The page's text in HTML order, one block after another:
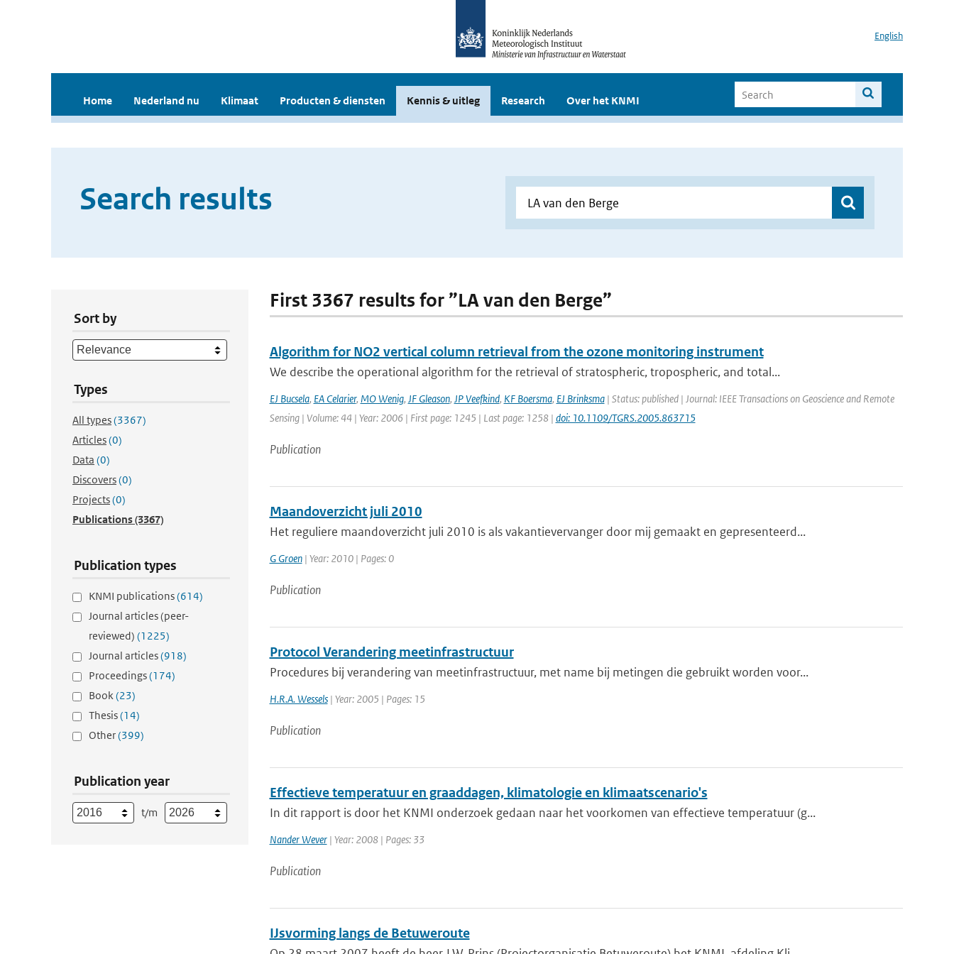
English
Home Nederland nu Klimaat Producten & diensten Kennis & uitleg Research Over het KNMI
Search results
Sort by
Types
All types(3367)
Articles(0)
Data (0)
Discovers(0)
Projects(0)
Publications(3367)
Publication types
KNMI publications(614)
Journal articles (peer-
reviewed) (1225)
Journal articles(918)
Proceedings(174)
Book(23)
Thesis(14)
Other(399)
Publication year
t/m
First 3367 results for ”LA van den Berge”
Algorithm for NO2 vertical column retrieval from the ozone monitoring instrument
We describe the operational algorithm for the retrieval of stratospheric, tropospheric, and total...
EJ Bucsela, EA Celarier, MO Wenig, JF Gleason, JP Veefkind, KF Boersma, EJ Brinksma| Status: published | Journal: IEEE Transactions on Geoscience and Remote
Sensing | Volume: 44 | Year: 2006 | First page: 1245 | Last page: 1258 | doi: 10.1109/TGRS.2005.863715
Publication
Maandoverzicht juli 2010
Het reguliere maandoverzicht juli 2010 is als vakantievervanger door mij gemaakt en gepresenteerd...
G Groen| Year: 2010 | Pages: 0
Publication
Protocol Verandering meetinfrastructuur
Procedures bij verandering van meetinfrastructuur, met name bij metingen die gebruikt worden voor...
H.R.A. Wessels| Year: 2005 | Pages: 15
Publication
Effectieve temperatuur en graaddagen, klimatologie en klimaatscenario's
In dit rapport is door het KNMI onderzoek gedaan naar het voorkomen van effectieve temperatuur (g...
Nander Wever| Year: 2008 | Pages: 33
Publication
IJsvorming langs de Betuweroute